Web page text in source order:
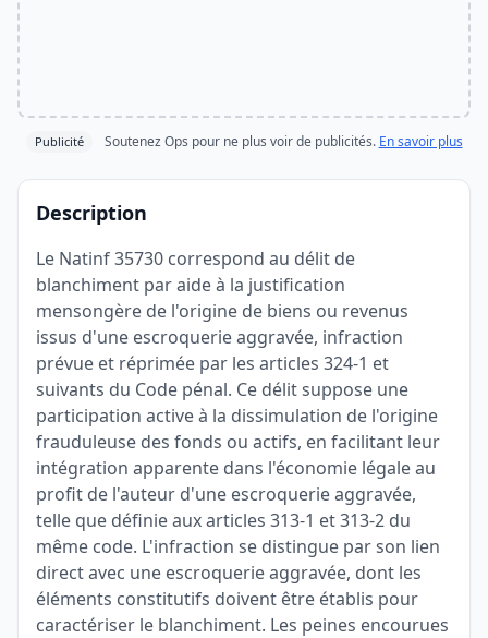
Publicité Soutenez Ops pour ne plus voir de publicités. En savoir plus
Description
Le Natinf 35730 correspond au délit de
blanchiment par aide à la justification
mensongère de l'origine de biens ou revenus
issus d'une escroquerie aggravée, infraction
prévue et réprimée par les articles 324-1 et
suivants du Code pénal. Ce délit suppose une
participation active à la dissimulation de l'origine
frauduleuse des fonds ou actifs, en facilitant leur
intégration apparente dans l'économie légale au
profit de l'auteur d'une escroquerie aggravée,
telle que définie aux articles 313-1 et 313-2 du
même code. L'infraction se distingue par son lien
direct avec une escroquerie aggravée, dont les
éléments constitutifs doivent être établis pour
caractériser le blanchiment. Les peines encourues